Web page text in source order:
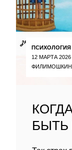
12 МАРТА 2026